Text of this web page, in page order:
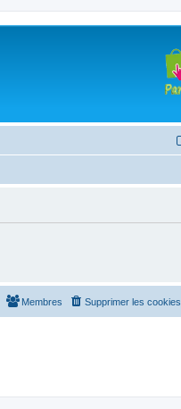
Supprimer les cookies
Membres